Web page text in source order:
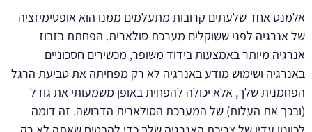
אלמנט אחד שלעתים קרובות מתעלמים ממנו הוא אופטימיזציה
של אנרגיה לפני ששוקלים מערכת סולארית. הפחתת בזבוז
אנרגיה מיותר באמצעות בידוד משופר, מכשירים חסכוניים
באנרגיה ושימוש מודע באנרגיה לא רק מפחיתה את טביעת הרגל
הפחמנית שלך, אלא יכולה להפחית באופן משמעותי את גודל
(ובכך את העלות) של המערכת הסולארית הדרושה. זה דומה